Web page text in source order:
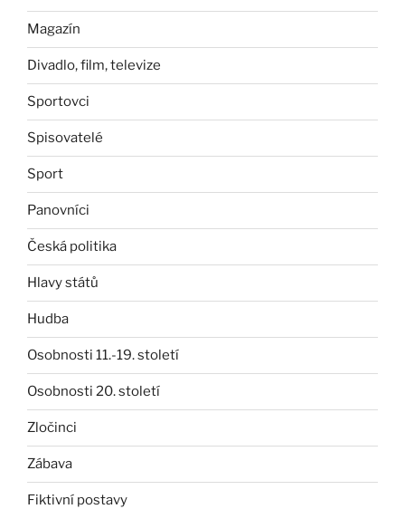
Magazín
Divadlo, film, televize
Sportovci
Spisovatelé
Sport
Panovníci
Česká politika
Hlavy států
Hudba
Osobnosti 11.-19. století
Osobnosti 20. století
Zločinci
Zábava
Fiktivní postavy